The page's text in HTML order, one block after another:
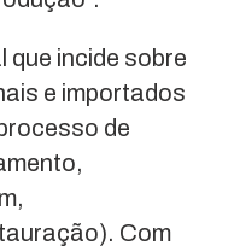
que incide sobre
e importados
de
Com